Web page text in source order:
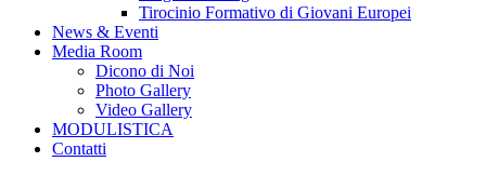
Tirocinio Formativo di Giovani Europei
News & Eventi
Media Room
Dicono di Noi
Photo Gallery
Video Gallery
MODULISTICA
Contatti